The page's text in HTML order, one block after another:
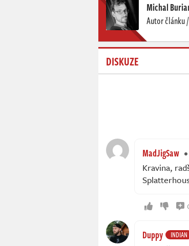
Michal
Autor článku
DISKUZE
MadJigSaw
Kravina,
Duppy INDIAN